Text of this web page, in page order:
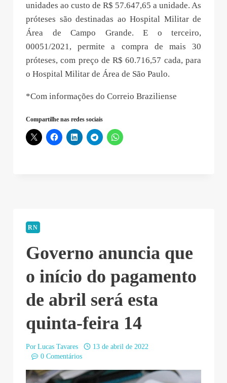
unidades ao custo de R$ 57.647,65 a unidade. As
próteses são destinadas ao Hospital Militar de
Área de Campo Grande. E o terceiro,
00051/2021, permite a compra de mais 30
próteses, com preço de R$ 60.716,57 cada, para
o Hospital Militar de Área de São Paulo.
*Com informações do Correio Braziliense
Compartilhe nas redes sociais
RN
Governo anuncia que
o início do pagamento
de abril será esta
quinta-feira 14
Por Lucas Tavares
13 de abril de 2022
0 Comentários